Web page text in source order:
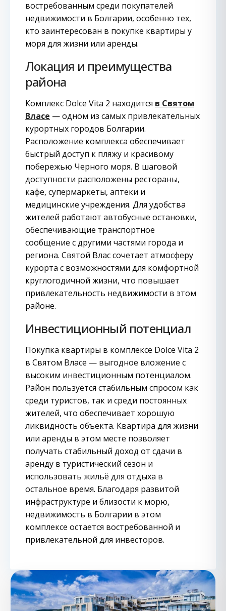
востребованным среди покупателей
недвижимости в Болгарии, особенно тех,
кто заинтересован в покупке квартиры у
моря для жизни или аренды.
Локация и преимущества
района
Комплекс Dolce Vita 2 находится в Святом
Власе — одном из самых привлекательных
курортных городов Болгарии.
Расположение комплекса обеспечивает
быстрый доступ к пляжу и красивому
побережью Черного моря. В шаговой
доступности расположены рестораны,
кафе, супермаркеты, аптеки и
медицинские учреждения. Для удобства
жителей работают автобусные остановки,
обеспечивающие транспортное
сообщение с другими частями города и
региона. Святой Влас сочетает атмосферу
курорта с возможностями для комфортной
круглогодичной жизни, что повышает
привлекательность недвижимости в этом
районе.
Инвестиционный потенциал
Покупка квартиры в комплексе Dolce Vita 2
в Святом Власе — выгодное вложение с
высоким инвестиционным потенциалом.
Район пользуется стабильным спросом как
среди туристов, так и среди постоянных
жителей, что обеспечивает хорошую
ликвидность объекта. Квартира для жизни
или аренды в этом месте позволяет
получать стабильный доход от сдачи в
аренду в туристический сезон и
использовать жильё для отдыха в
остальное время. Благодаря развитой
инфраструктуре и близости к морю,
недвижимость в Болгарии в этом
комплексе остается востребованной и
привлекательной для инвесторов.